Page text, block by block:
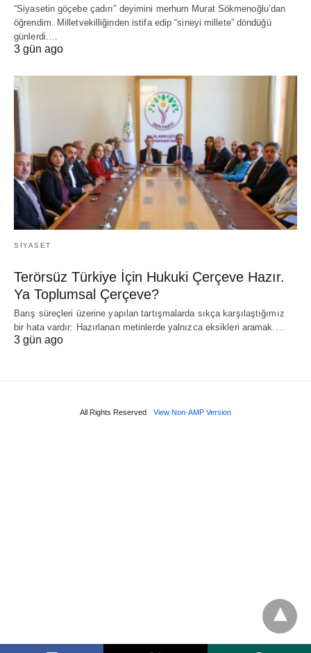
“Siyasetin göçebe çadırı” deyimini merhum Murat Sökmenoğlu’dan
öğrendim. Milletvekilliğinden istifa edip “sineyi millete” döndüğü
günlerdi.…
3 gün ago
SIYASET
Terörsüz Türkiye İçin Hukuki Çerçeve Hazır.
Ya Toplumsal Çerçeve?
Barış süreçleri üzerine yapılan tartışmalarda sıkça karşılaştığımız
bir hata vardır: Hazırlanan metinlerde yalnızca eksikleri aramak.…
3 gün ago
All Rights Reserved View Non-AMP Version